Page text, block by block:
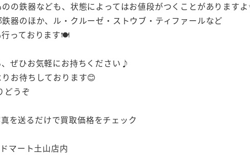
の鉄器なども、状態によってはお値段がつくことがありますよ
器のほか、ル・クルーゼ・ストウブ・ティファールなど
行っております🍽️
、ぜひお気軽にお持ちください♪
お待ちしております😊
どうぞ
を送るだけで買取価格をチェック
マート土山店内